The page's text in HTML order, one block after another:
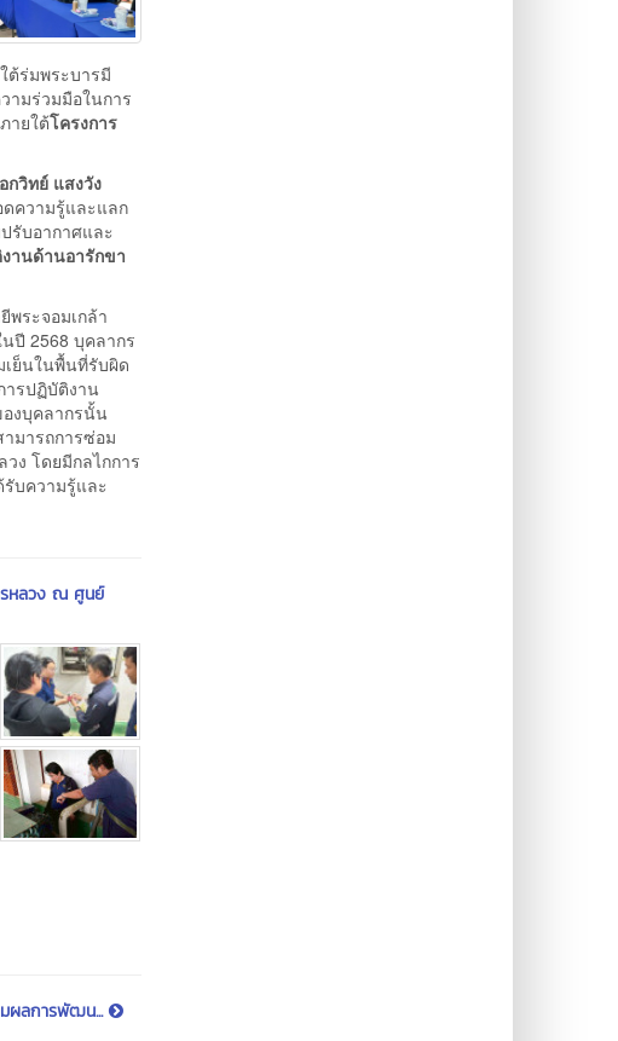
ต้ร่มพระบารมี
ามร่วมมือในการ
ายใต้โครงการ
กวิทย์ แสงวัง
ความรู้และแลก
รับอากาศและ
านด้านอารักขา
ระจอมเกล้า
ปี 2568 บุคลากร
ย็นในพื้นที่รับผิด
รปฏิบัติงาน
งบุคลากรนั้น
มารถการซ่อม
ง โดยมีกลไกการ
บความรู้และ
รหลวง ณ ศูนย์
ผลการพัฒน...